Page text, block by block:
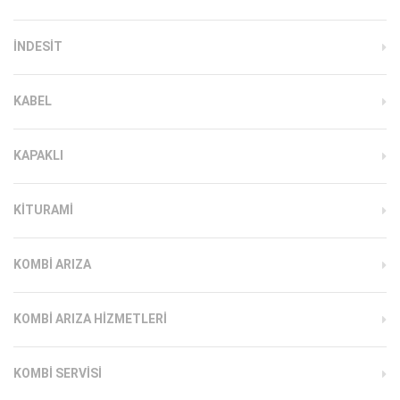
INDESIT
KABEL
KAPAKLI
KITURAMI
KOMBI ARIZA
KOMBI ARIZA HIZMETLERI
KOMBI SERVISI